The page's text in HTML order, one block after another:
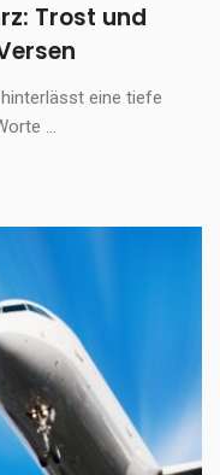
Trost und
eine tiefe
...